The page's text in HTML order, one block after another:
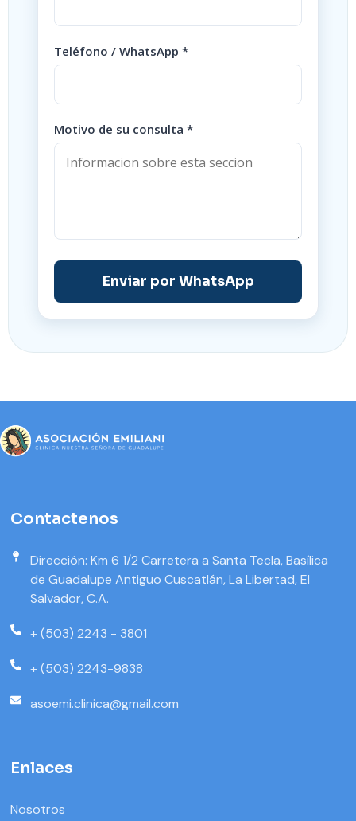
Teléfono / WhatsApp *
Motivo de su consulta *
Enviar por WhatsApp
Contactenos
Dirección: Km 6 1/2 Carretera a Santa Tecla, Basílica
de Guadalupe Antiguo Cuscatlán, La Libertad, El
Salvador, C.A.
+ (503) 2243 - 3801
+ (503) 2243-9838
asoemi.clinica@gmail.com
Enlaces
Nosotros